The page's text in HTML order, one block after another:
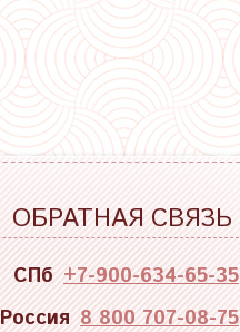
ОБРАТНАЯ СВЯЗЬ
СПб +7-900-634-65-35
Россия 8 800 707-08-75